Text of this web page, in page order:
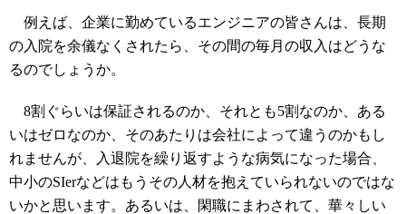
例えば、企業に勤めているエンジニアの皆さんは、長期
の入院を余儀なくされたら、その間の毎月の収入はどうな
るのでしょうか。
8割ぐらいは保証されるのか、それとも5割なのか、ある
いはゼロなのか、そのあたりは会社によって違うのかもし
れませんが、入退院を繰り返すような病気になった場合、
中小のSIerなどはもうその人材を抱えていられないのではな
いかと思います。あるいは、閑職にまわされて、華々しい